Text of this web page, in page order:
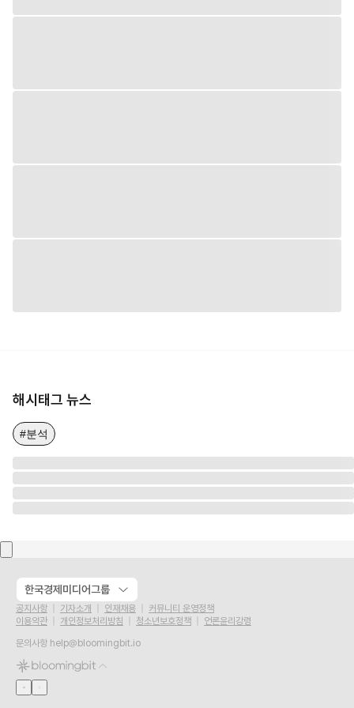
해시태그 뉴스
#분석
한국경제미디어그룹
공지사항 기자소개 인재채용
커뮤니티 운영정책
이용약관
개인정보처리방침 청소년보호정책
언론윤리강령
문의사항 help@bloomingbit.io